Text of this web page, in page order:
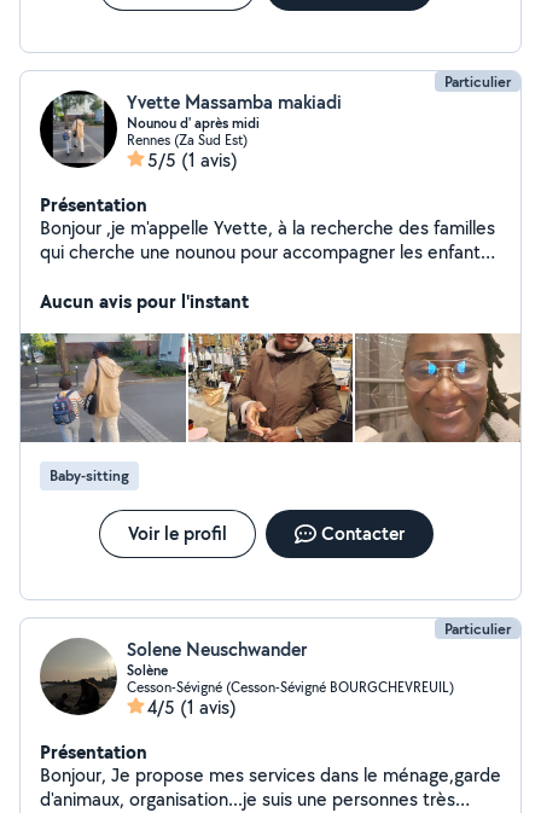
Particulier
Yvette Massamba makiadi
Nounou d' après midi
Rennes (Za Sud Est)
5/5 (1 avis)
Présentation
Bonjour ,je m'appelle Yvette, à la recherche des familles
qui cherche une nounou pour accompagner les enfants
chez vous,je suis disponible pour vous et merci de votre
Aucun avis pour l'instant
Baby-sitting
Voir le profil Contacter
Particulier
Solene Neuschwander
Solène
Cesson-Sévigné (Cesson-Sévigné BOURGCHEVREUIL)
4/5 (1 avis)
Présentation
Bonjour, Je propose mes services dans le ménage,garde
d'animaux, organisation...je suis une personnes très